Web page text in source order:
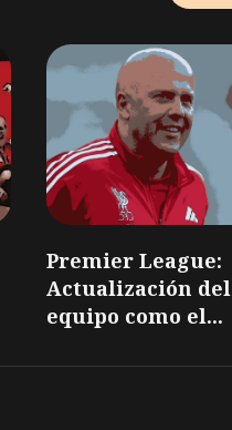
Premier League:
Actualización del
equipo como el...